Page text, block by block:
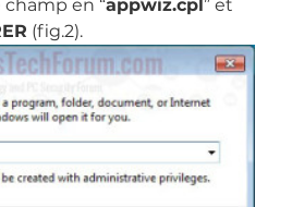
en “appwiz.cpl” et
(fig.2).